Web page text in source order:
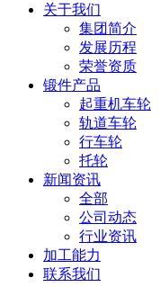
关于我们
集团简介
发展历程
荣誉资质
锻件产品
起重机车轮
轨道车轮
行车轮
托轮
新闻资讯
全部
公司动态
行业资讯
加工能力
联系我们